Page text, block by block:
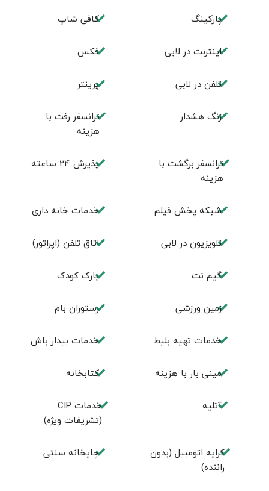
پاركينگ كافی شاپ
اينترنت در لابی فكس
تلفن در لابی پرینتر
زنگ هشدار
ترانسفر رفت با
هزینه
ترانسفر برگشت با
هزینه
پذیرش 24 ساعته
شبکه پخش فیلم خدمات خانه داری
تلویزیون در لابی اتاق تلفن (اپراتور)
گیم نت پارک کودک
زمین ورزشی رستوران بام
خدمات تهيه بليط خدمات بیدار باش
مینی بار با هزینه كتابخانه
آتلیه
خدمات CIP
(تشریفات ویژه)
کرایه اتومبیل (بدون
راننده)
چايخانه سنتی